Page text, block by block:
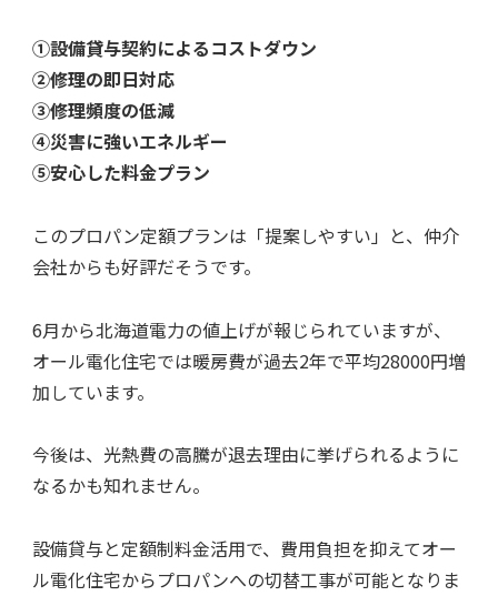
①設備貸与契約によるコストダウン
②修理の即日対応
③修理頻度の低減
④災害に強いエネルギー
⑤安心した料金プラン
このプロパン定額プランは「提案しやすい」と、仲介
会社からも好評だそうです。
6月から北海道電力の値上げが報じられていますが、
オール電化住宅では暖房費が過去2年で平均28000円増
加しています。
今後は、光熱費の高騰が退去理由に挙げられるように
なるかも知れません。
設備貸与と定額制料金活用で、費用負担を抑えてオー
ル電化住宅からプロパンへの切替工事が可能となりま